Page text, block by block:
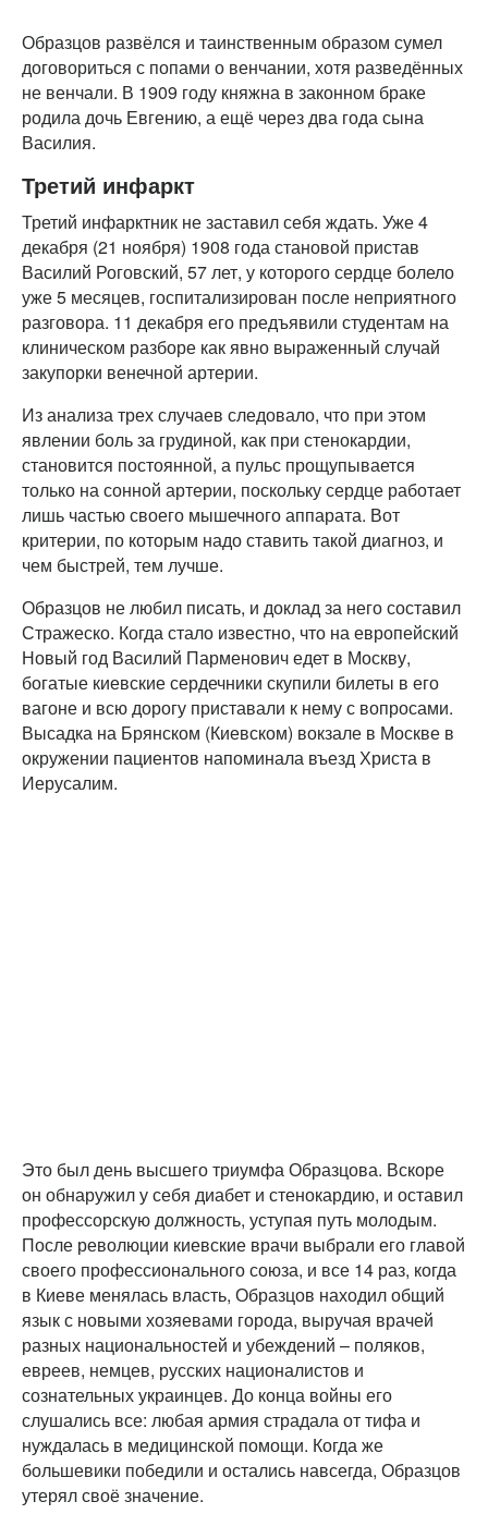
Образцов развёлся и таинственным образом сумел
договориться с попами о венчании, хотя разведённых
не венчали. В 1909 году княжна в законном браке
родила дочь Евгению, а ещё через два года сына
Василия.
Третий инфаркт
Третий инфарктник не заставил себя ждать. Уже 4
декабря (21 ноября) 1908 года становой пристав
Василий Роговский, 57 лет, у которого сердце болело
уже 5 месяцев, госпитализирован после неприятного
разговора. 11 декабря его предъявили студентам на
клиническом разборе как явно выраженный случай
закупорки венечной артерии.
Из анализа трех случаев следовало, что при этом
явлении боль за грудиной, как при стенокардии,
становится постоянной, а пульс прощупывается
только на сонной артерии, поскольку сердце работает
лишь частью своего мышечного аппарата. Вот
критерии, по которым надо ставить такой диагноз, и
чем быстрей, тем лучше.
Образцов не любил писать, и доклад за него составил
Стражеско. Когда стало известно, что на европейский
Новый год Василий Парменович едет в Москву,
богатые киевские сердечники скупили билеты в его
вагоне и всю дорогу приставали к нему с вопросами.
Высадка на Брянском (Киевском) вокзале в Москве в
окружении пациентов напоминала въезд Христа в
Иерусалим.
Это был день высшего триумфа Образцова. Вскоре
он обнаружил у себя диабет и стенокардию, и оставил
профессорскую должность, уступая путь молодым.
После революции киевские врачи выбрали его главой
своего профессионального союза, и все 14 раз, когда
в Киеве менялась власть, Образцов находил общий
язык с новыми хозяевами города, выручая врачей
разных национальностей и убеждений – поляков,
евреев, немцев, русских националистов и
сознательных украинцев. До конца войны его
слушались все: любая армия страдала от тифа и
нуждалась в медицинской помощи. Когда же
большевики победили и остались навсегда, Образцов
утерял своё значение.